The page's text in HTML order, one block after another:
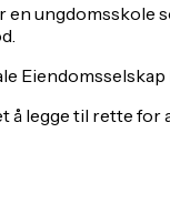
å legge til rette